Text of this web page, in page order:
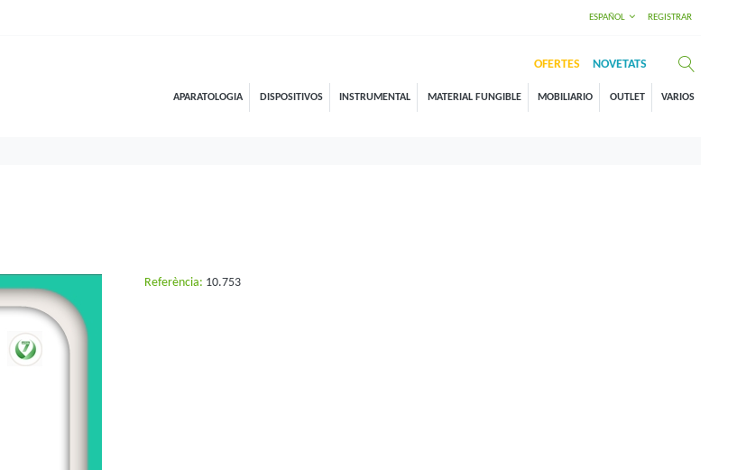
ESPAÑOL REGISTRAR
OFERTES NOVETATS
APARATOLOGIA DISPOSITIVOS INSTRUMENTAL MATERIAL FUNGIBLE MOBILIARIO OUTLET VARIOS
Referència: 10.753